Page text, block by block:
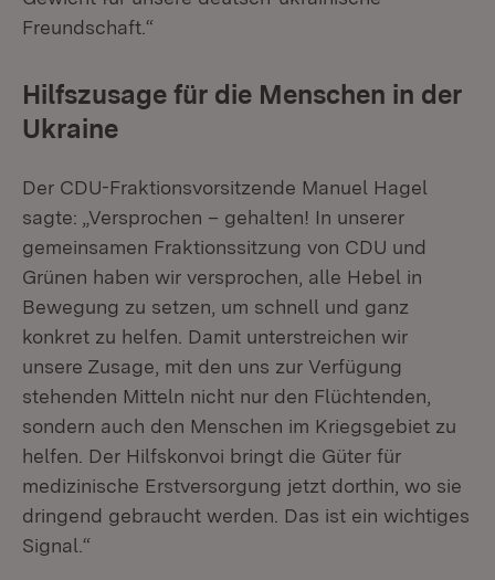
Freundschaft.“
Hilfszusage für die Menschen in der
Ukraine
Der CDU-Fraktionsvorsitzende Manuel Hagel
sagte: „Versprochen – gehalten! In unserer
gemeinsamen Fraktionssitzung von CDU und
Grünen haben wir versprochen, alle Hebel in
Bewegung zu setzen, um schnell und ganz
konkret zu helfen. Damit unterstreichen wir
unsere Zusage, mit den uns zur Verfügung
stehenden Mitteln nicht nur den Flüchtenden,
sondern auch den Menschen im Kriegsgebiet zu
helfen. Der Hilfskonvoi bringt die Güter für
medizinische Erstversorgung jetzt dorthin, wo sie
dringend gebraucht werden. Das ist ein wichtiges
Signal.“